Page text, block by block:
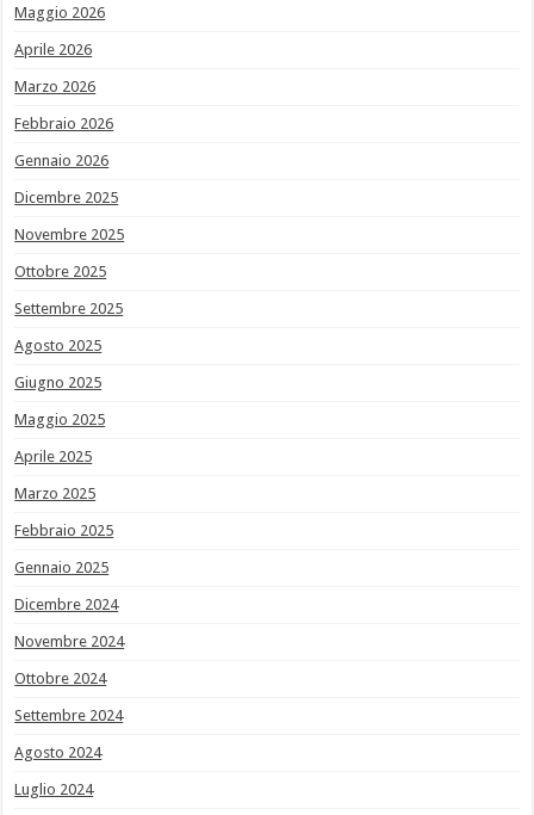
Maggio 2026
Aprile 2026
Marzo 2026
Febbraio 2026
Gennaio 2026
Dicembre 2025
Novembre 2025
Ottobre 2025
Settembre 2025
Agosto 2025
Giugno 2025
Maggio 2025
Aprile 2025
Marzo 2025
Febbraio 2025
Gennaio 2025
Dicembre 2024
Novembre 2024
Ottobre 2024
Settembre 2024
Agosto 2024
Luglio 2024